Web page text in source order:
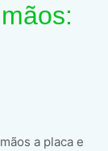
a placa e